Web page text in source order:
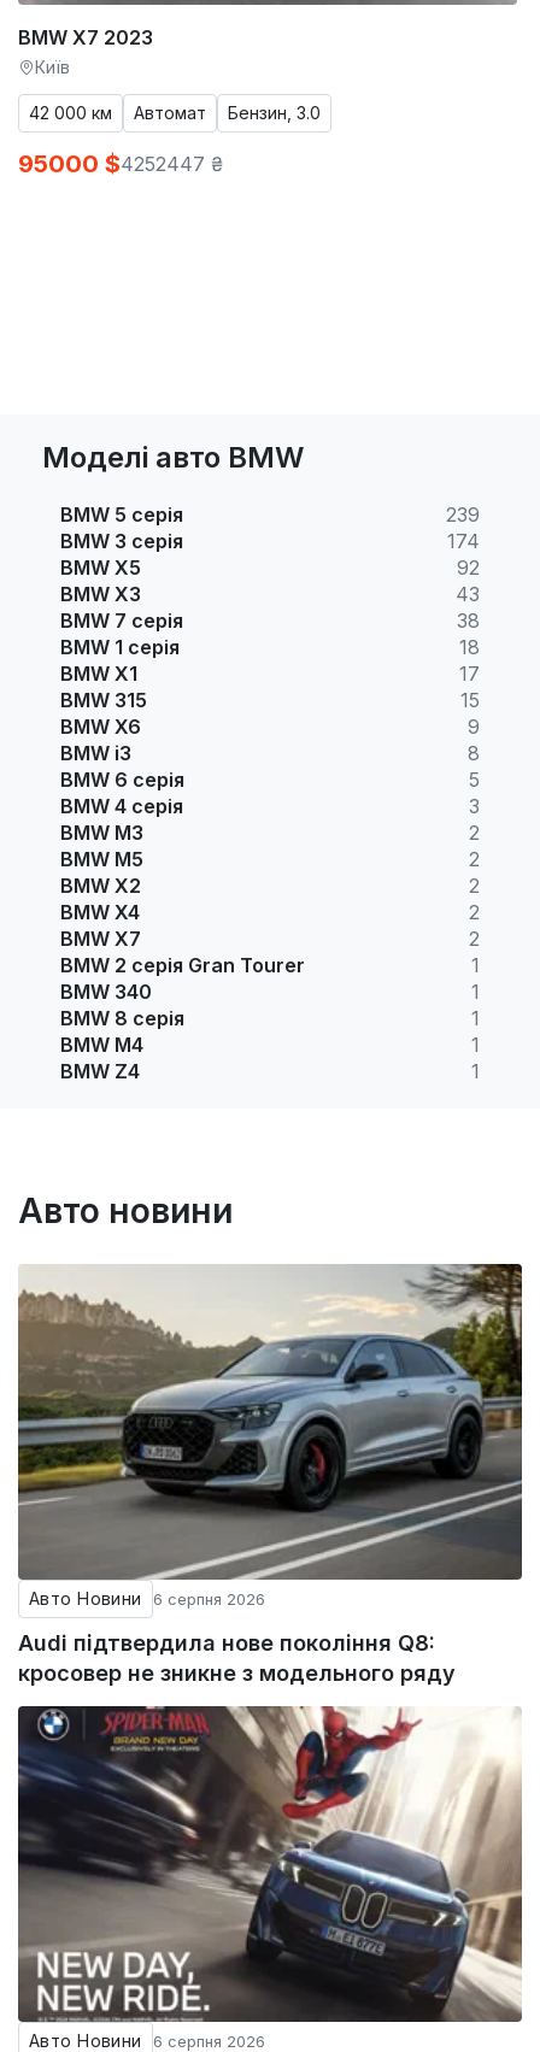
BMW X7 2023
Київ
42 000 км Автомат Бензин, 3.0
95000 $4252447 ₴
Моделі авто BMW
BMW 5 серія
239
BMW 3 серія
174
BMW X5
92
BMW X3
43
BMW 7 серія
38
BMW 1 серія
18
BMW X1
17
BMW 315
15
BMW X6
9
BMW i3
8
BMW 6 серія
5
BMW 4 серія
3
BMW M3
2
BMW M5
2
BMW X2
2
BMW X4
2
BMW X7
2
BMW 2 серія Gran Tourer
1
BMW 340
1
BMW 8 серія
1
BMW M4
1
BMW Z4
1
Авто новини
Авто Новини 6 серпня 2026
Audi підтвердила нове покоління Q8:
кросовер не зникне з модельного ряду
Авто Новини 6 серпня 2026